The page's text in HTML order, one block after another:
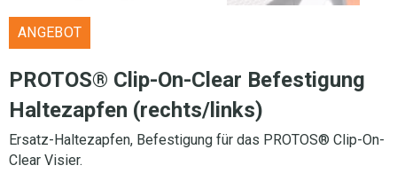
ANGEBOT
PROTOS® Clip-On-Clear Befestigung
Haltezapfen (rechts/links)
Ersatz-Haltezapfen, Befestigung für das PROTOS® Clip-On-
Clear Visier.